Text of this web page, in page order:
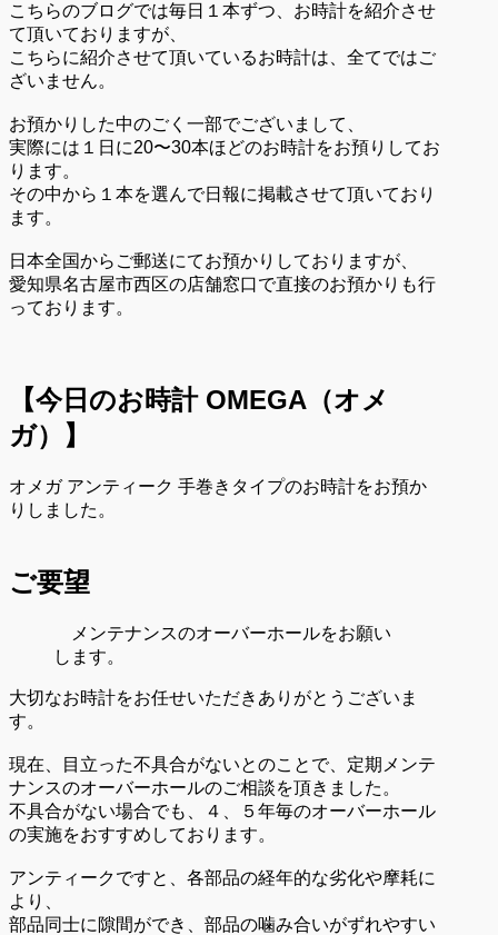
こちらのブログでは毎日１本ずつ、お時計を紹介させ
て頂いておりますが、
こちらに紹介させて頂いているお時計は、全てではご
ざいません。
お預かりした中のごく一部でございまして、
実際には１日に20〜30本ほどのお時計をお預りしてお
ります。
その中から１本を選んで日報に掲載させて頂いており
ます。
日本全国からご郵送にてお預かりしておりますが、
愛知県名古屋市西区の店舗窓口で直接のお預かりも行
っております。
【今日のお時計 OMEGA（オメ
ガ）
】
オメガ アンティーク 手巻きタイプのお時計をお預か
りしました。
ご要望
メンテナンスのオーバーホールをお願い
します。
大切なお時計をお任せいただきありがとうございま
す。
現在、目立った不具合がないとのことで、定期メンテ
ナンスのオーバーホールのご相談を頂きました。
不具合がない場合でも、４、５年毎のオーバーホール
の実施をおすすめしております。
アンティークですと、各部品の経年的な劣化や摩耗に
より、
部品同士に隙間ができ、部品の噛み合いがずれやすい